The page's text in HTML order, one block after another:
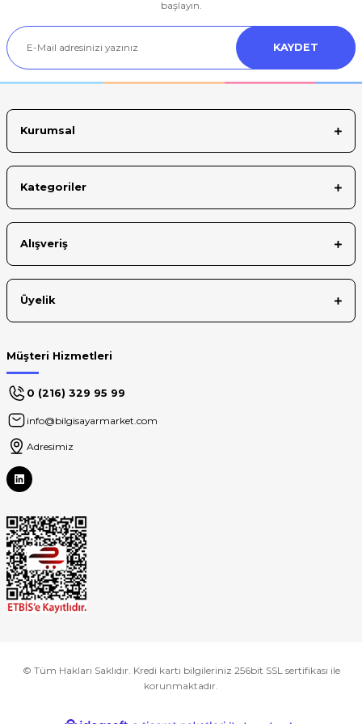
Ürün resmi kalitesiz, bozuk veya görüntülenemiyor.
Ürün açıklamasında eksik bilgiler bulunuyor.
Ürün bilgilerinde hatalar bulunuyor.
başlayın.
KAYDET
Kurumsal
Kategoriler
Alışveriş
Üyelik
Müşteri Hizmetleri
0 (216) 329 95 99
info@bilgisayarmarket.com
Adresimiz
© Tüm Hakları Saklıdır. Kredi kartı bilgileriniz 256bit SSL sertifikası ile
korunmaktadır.